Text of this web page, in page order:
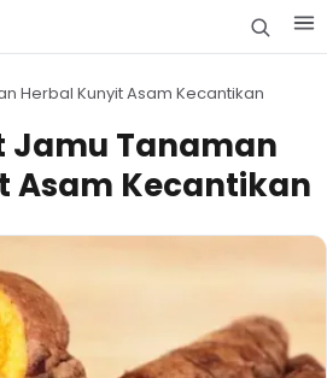
Herbal Kunyit Asam Kecantikan
Jamu Tanaman
Asam Kecantikan